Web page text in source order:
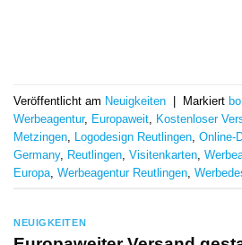
Veröffentlicht am Neuigkeiten | Markiert
Werbeagentur, Europaweit Kostenloser
Metzingen
Logodesign Reutlingen Online-
Germany, Reutlingen Visitenkarten
Europa
Werbeagentur Reutlingen
NEUIGKEITEN
Europaweiter Versand